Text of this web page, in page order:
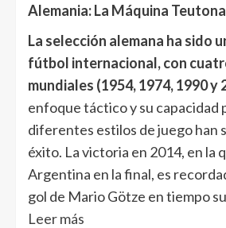
Alemania: La Máquina Teutona
La selección alemana ha sido
fútbol internacional, con
mundiales (1954, 1974, 1990 y
enfoque táctico y su capacidad
diferentes estilos de juego han
éxito. La victoria en 2014, en la
Argentina en la final, es
gol de Mario Götze en tiempo
Leer más